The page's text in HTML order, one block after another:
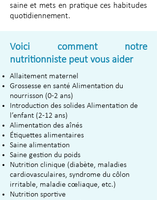
saine et mets en pratique ces habitudes
quotidiennement.
Voici comment notre
nutritionniste peut vous aider
Allaitement maternel
Grossesse en santé Alimentation du
nourrisson (0-2 ans)
Introduction des solides Alimentation de
l’enfant (2-12 ans)
Alimentation des aînés
Étiquettes alimentaires
Saine alimentation
Saine gestion du poids
Nutrition clinique (diabète, maladies
cardiovasculaires, syndrome du côlon
irritable, maladie cœliaque, etc.)
Nutrition sportive